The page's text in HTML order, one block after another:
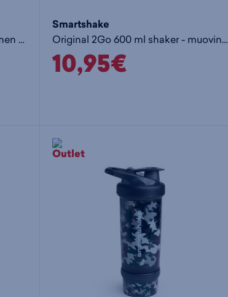
Lite 800ml Harley Quinn - muovinen juomapullo
Smartshake
Original 2Go 600 ml shaker - muovinen juomapullo
10,95€